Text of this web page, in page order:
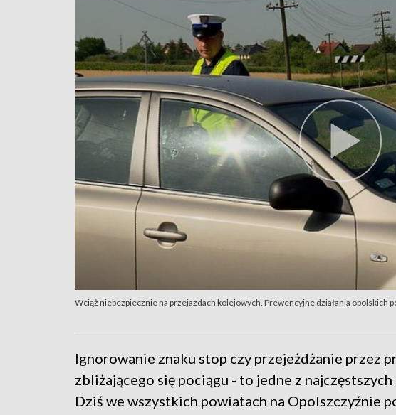
Wciąż niebezpiecznie na przejazdach kolejowych. Prewencyjne działania opolskich
Ignorowanie znaku stop czy przejeżdżanie przez
zbliżającego się pociągu - to jedne z
Dziś we wszystkich powiatach na Opolszczyźnie